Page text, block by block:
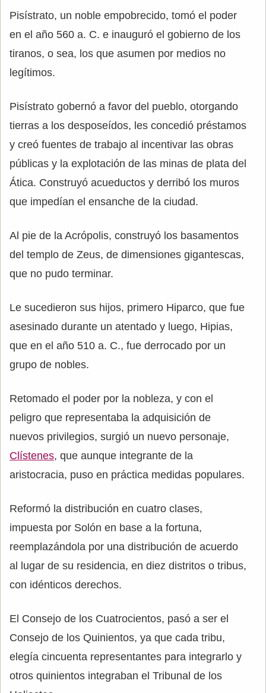
Pisístrato, un noble empobrecido, tomó el poder
en el año 560 a. C. e inauguró el gobierno de los
tiranos, o sea, los que asumen por medios no
legítimos.
Pisístrato gobernó a favor del pueblo, otorgando
tierras a los desposeídos, les concedió préstamos
y creó fuentes de trabajo al incentivar las obras
públicas y la explotación de las minas de plata del
Ática. Construyó acueductos y derribó los muros
que impedían el ensanche de la ciudad.
Al pie de la Acrópolis, construyó los basamentos
del templo de Zeus, de dimensiones gigantescas,
que no pudo terminar.
Le sucedieron sus hijos, primero Hiparco, que fue
asesinado durante un atentado y luego, Hipias,
que en el año 510 a. C., fue derrocado por un
grupo de nobles.
Retomado el poder por la nobleza, y con el
peligro que representaba la adquisición de
nuevos privilegios, surgió un nuevo personaje,
Clístenes, que aunque integrante de la
aristocracia, puso en práctica medidas populares.
Reformó la distribución en cuatro clases,
impuesta por Solón en base a la fortuna,
reemplazándola por una distribución de acuerdo
al lugar de su residencia, en diez distritos o tribus,
con idénticos derechos.
El Consejo de los Cuatrocientos, pasó a ser el
Consejo de los Quinientos, ya que cada tribu,
elegía cincuenta representantes para integrarlo y
otros quinientos integraban el Tribunal de los